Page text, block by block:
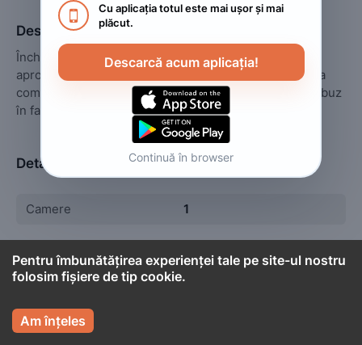
Descriere
Închiriez garsoniera în regim hotelier Centru Civic în
apropiere de Afi Mall Piața Sfatului Gară Brașov Utilata
complet capacitate 3 persoane Parcare stație de autobuz
în fata blocului.
Detalii
Camere 1
 Cont titular
Gabriela
Persoană fizică

Cu aplicația totul este mai ușor și mai
plăcut.
Descarcă acum aplicația!
Continuă în browser
Pentru îmbunătățirea experienței tale pe site-ul nostru
folosim fișiere de tip cookie.
Am înțeles